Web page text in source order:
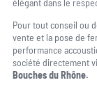
Pour tout conseil ou
vente et la pose de
performance
société directement
Bouches du Rhône.